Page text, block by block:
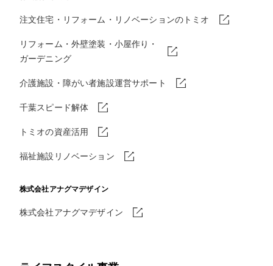
注文住宅・リフォーム・リノベーションのトミオ
リフォーム・外壁塗装・小屋作り・
ガーデニング
介護施設・障がい者施設運営サポート
千葉スピード解体
トミオの資産活用
福祉施設リノベーション
株式会社アナグマデザイン
株式会社アナグマデザイン